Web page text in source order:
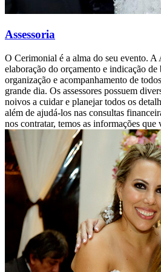
Assessoria
O Cerimonial é a alma do seu evento. A
elaboração do orçamento e indicação de
organização e acompanhamento de
grande dia. Os assessores possuem
noivos a cuidar e planejar todos os
além de ajudá-los nas consultas
nos contratar, temos as informações que